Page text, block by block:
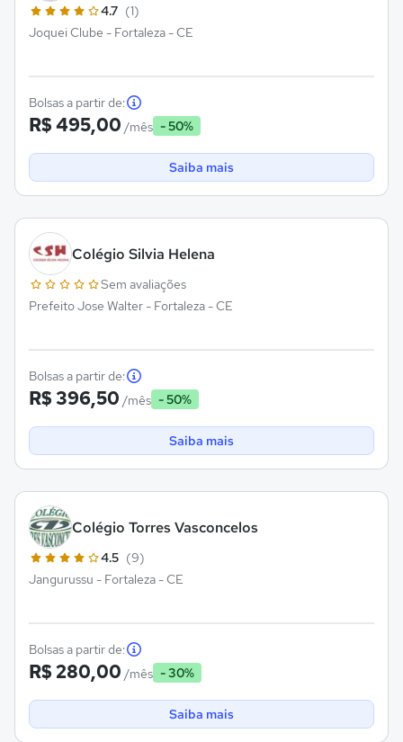
4.7 (1)
Joquei Clube - Fortaleza - CE
Bolsas a partir de:
R$ 495,00 /mês - 50%
Saiba mais
Colégio Silvia Helena
Sem avaliações
Prefeito Jose Walter - Fortaleza - CE
Bolsas a partir de:
R$ 396,50 /mês - 50%
Saiba mais
Colégio Torres Vasconcelos
4.5 (9)
Jangurussu - Fortaleza - CE
Bolsas a partir de:
R$ 280,00 /mês - 30%
Saiba mais